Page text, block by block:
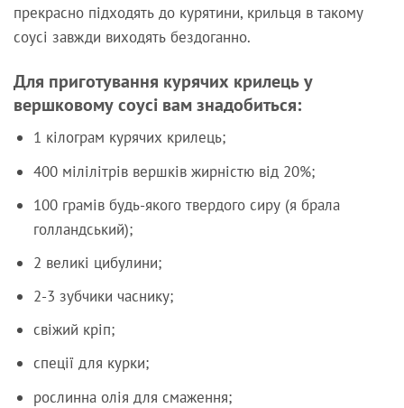
прекрасно підходять до курятини, крильця в такому
соусі завжди виходять бездоганно.
Для приготування курячих крилець у
вершковому соусі вам знадобиться:
1 кілограм курячих крилець;
400 мілілітрів вершків жирністю від 20%;
100 грамів будь-якого твердого сиру (я брала
голландський);
2 великі цибулини;
2-3 зубчики часнику;
свіжий кріп;
спеції для курки;
рослинна олія для смаження;